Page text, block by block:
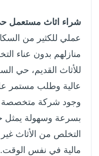
شراء اثاث مستعمل
عملي للكثير من
منازلهم بدون عناء
للأثاث القديم، حي
عالية وطلب مستمر
وجود شركة متخصصة
بسرعة وسهولة يمثل
التخلص من الأثاث
مالية في نفس الوقت.